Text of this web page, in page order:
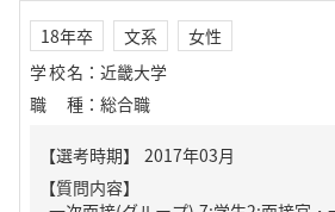
18年卒 文系
女性
学校名 ： 近畿大学
職種 ： 総合職
【質問内容】